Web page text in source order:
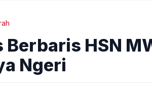
Berbaris HSN
Ngeri